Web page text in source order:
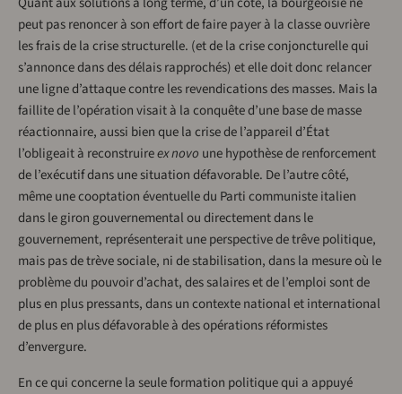
peut pas renoncer à son effort de faire payer à la classe ouvrière
les frais de la crise structurelle. (et de la crise conjoncturelle qui
s’annonce dans des délais rapprochés) et elle doit donc relancer
une ligne d’attaque contre les revendications des masses. Mais la
faillite de l’opération visait à la conquête d’une base de masse
réactionnaire, aussi bien que la crise de l’appareil d’État
l’obligeait à reconstruireex novo une hypothèse de renforcement
de l’exécutif dans une situation défavorable. De l’autre côté,
même une cooptation éventuelle du Parti communiste italien
dans le giron gouvernemental ou directement dans le
gouvernement, représenterait une perspective de trêve politique,
mais pas de trève sociale, ni de stabilisation, dans la mesure où le
problème du pouvoir d’achat, des salaires et de l’emploi sont de
plus en plus pressants, dans un contexte national et international
de plus en plus défavorable à des opérations réformistes
d’envergure.
En ce qui concerne la seule formation politique qui a appuyé